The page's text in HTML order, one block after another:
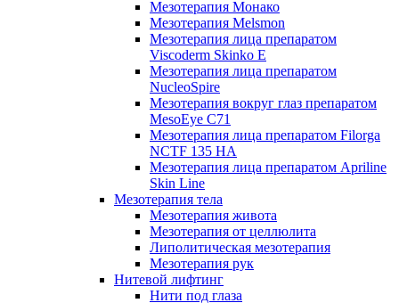
Мезотерапия Монако
Мезотерапия Melsmon
Мезотерапия лица препаратом
Viscoderm Skinko E
Мезотерапия лица препаратом
NucleoSpire
Мезотерапия вокруг глаз препаратом
MesoEye С71
Мезотерапия лица препаратом Filorga
NCTF 135 HA
Мезотерапия лица препаратом Apriline
Skin Line
Мезотерапия тела
Мезотерапия живота
Мезотерапия от целлюлита
Липолитическая мезотерапия
Мезотерапия рук
Нитевой лифтинг
Нити под глаза